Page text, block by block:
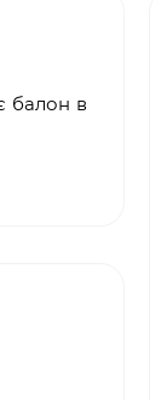
балон в